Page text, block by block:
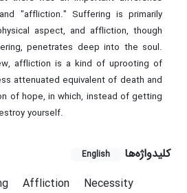
"affliction." Suffering is primarily
aspect, and affliction, though
penetrates deep into the soul.
affliction is a kind of uprooting of
attenuated equivalent of death and
of hope, in which, instead of getting
yourself.
کلیدواژه‌ها English
Affliction
Necessity